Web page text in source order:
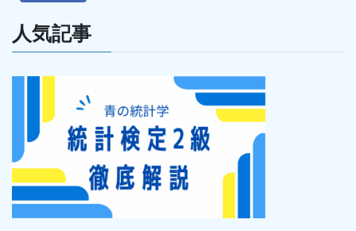
人気記事